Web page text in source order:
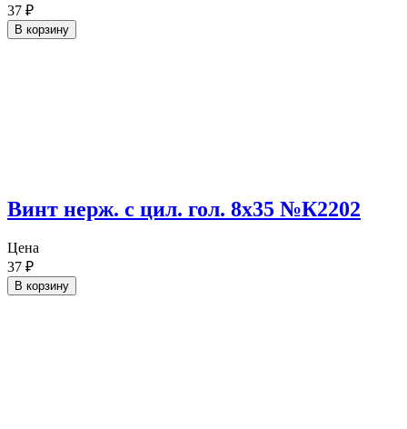
37 ₽
В корзину
Винт нерж. с цил. гол. 8х35 №К2202
Цена
37 ₽
В корзину